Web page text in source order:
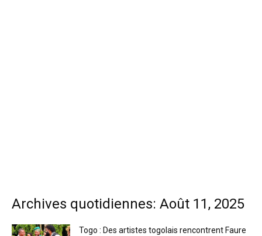
Archives quotidiennes: Août 11, 2025
Togo : Des artistes togolais rencontrent Faure